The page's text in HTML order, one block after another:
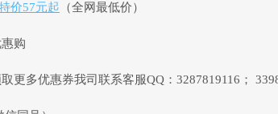
价57元起 （全网最低价）
购
更多优惠券我司联系客服QQ：3287819116；